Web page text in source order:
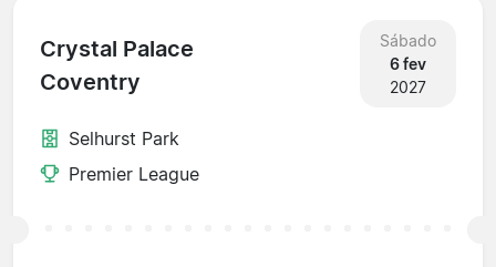
Crystal Palace
Coventry
Sábado
6 fev
2027
Selhurst Park
Premier League